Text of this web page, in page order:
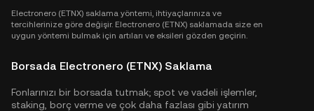
Electronero (ETNX) saklama yöntemi, ihtiyaçlarınıza ve
tercihlerinize göre değişir. Electronero (ETNX) saklamada size en
uygun yöntemi bulmak için artıları ve eksileri gözden geçirin.
Borsada Electronero (ETNX) Saklama
Fonlarınızı bir borsada tutmak; spot ve vadeli işlemler,
staking, borç verme ve çok daha fazlası gibi yatırım